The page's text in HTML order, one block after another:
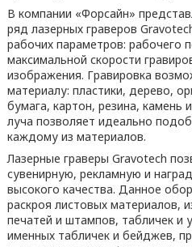
В компании «Форсайн»
ряд лазерных граверов
рабочих параметров: рабочего
максимальной скорости
изображения. Гравировка
материалу: пластики, дерево,
бумага, картон, резина, камень
луча позволяет идеально
каждому из материалов.
Лазерные граверы Gravotech
сувенирную, рекламную и
высокого качества. Данное
раскроя листовых материалов,
печатей и штампов, табличек и
именных табличек и бейджев,